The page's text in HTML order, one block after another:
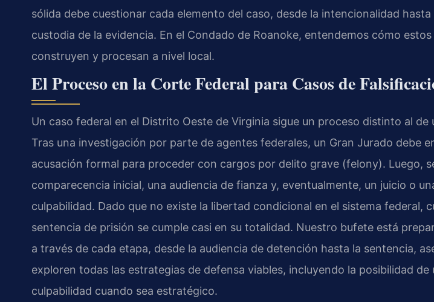
sólida debe cuestionar cada elemento del caso, desde la intencionalidad hasta
custodia de la evidencia. En el Condado de Roanoke, entendemos cómo estos
construyen y procesan a nivel local.
El Proceso en la Corte Federal para Casos de
Un caso federal en el Distrito Oeste de Virginia sigue un proceso distinto al de
Tras una investigación por parte de agentes federales, un Gran Jurado debe
acusación formal para proceder con cargos por delito grave (felony). Luego,
comparecencia inicial, una audiencia de fianza y, eventualmente, un juicio o
culpabilidad. Dado que no existe la libertad condicional en el sistema federal,
sentencia de prisión se cumple casi en su totalidad. Nuestro bufete está
a través de cada etapa, desde la audiencia de detención hasta la sentencia,
exploren todas las estrategias de defensa viables, incluyendo la posibilidad de
culpabilidad cuando sea estratégico.